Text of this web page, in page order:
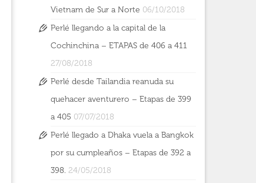
Vietnam de Sur a Norte 06/10/2018
Perlé llegando a la capital de la
Cochinchina – ETAPAS de 406 a 411
27/08/2018
Perlé desde Tailandia reanuda su
quehacer aventurero – Etapas de 399
a 405 07/07/2018
Perlé llegado a Dhaka vuela a Bangkok
por su cumpleaños – Etapas de 392 a
398. 24/05/2018